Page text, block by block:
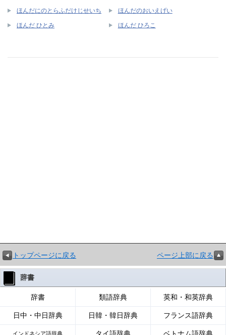
ほんだにのとらふだけじせいち ほんだのおいえげい
ほんだ ひとみ ほんだ ひろこ
トップページに戻る ページ上部に戻る
辞書
辞書 類語辞典 英和・和英辞典
日中・中日辞典 日韓・韓日辞典 フランス語辞典
インドネシア語辞典